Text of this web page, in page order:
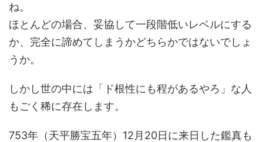
ね。
ほとんどの場合、妥協して一段階低いレベルにする
か、完全に諦めてしまうかどちらかではないでしょ
うか。
しかし世の中には「ド根性にも程があるやろ」な人
もごく稀に存在します。
753年（天平勝宝五年）12月20日に来日した鑑真も